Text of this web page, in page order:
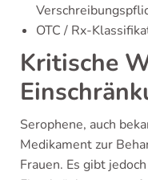
OTC / Rx-
Kritische
Serophene, auch
Medikament zur
Frauen. Es gibt